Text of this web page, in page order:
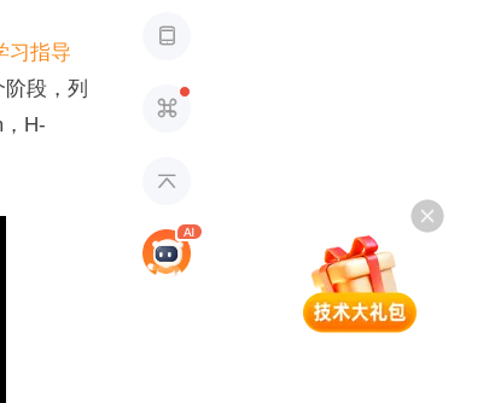
习指导
段，列
H-


